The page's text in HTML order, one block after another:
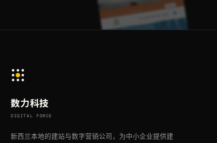
数力科技
DIGITAL FORCE
新西兰本地的建站与数字营销公司，为中小企业提供建